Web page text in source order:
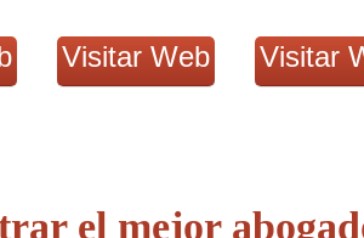
Visitar Web Visitar
el mejor